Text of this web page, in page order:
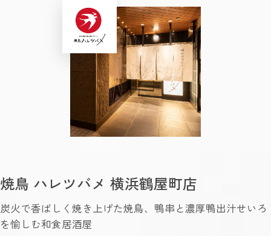
焼鳥 ハレツバメ 横浜鶴屋町店
炭火で香ばしく焼き上げた焼鳥、鴨串と濃厚鴨出汁せいろ
を愉しむ和食居酒屋